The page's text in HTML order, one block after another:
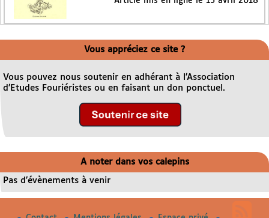
Vous appréciez ce site ?
Vous pouvez nous soutenir en adhérant à l’Association
d’Etudes Fouriéristes ou en faisant un don ponctuel.
A noter dans vos calepins
Pas d’évènements à venir